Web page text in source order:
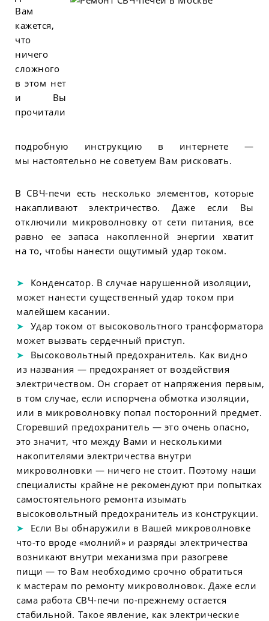
Вам
кажется,
что
ничего
сложного
в этом нет
и Вы
прочитали
подробную инструкцию в интернете —
мы настоятельно не советуем Вам рисковать.
В СВЧ-печи есть несколько элементов, которые
накапливают электричество. Даже если Вы
отключили микроволновку от сети питания, все
равно ее запаса накопленной энергии хватит
на то, чтобы нанести ощутимый удар током.
Конденсатор. В случае нарушенной изоляции,
может нанести существенный удар током при
малейшем касании.
Удар током от высоковольтного трансформатора
может вызвать сердечный приступ.
Высоковольтный предохранитель. Как видно
из названия — предохраняет от воздействия
электричеством. Он сгорает от напряжения первым,
в том случае, если испорчена обмотка изоляции,
или в микроволновку попал посторонний предмет.
Сгоревший предохранитель — это очень опасно,
это значит, что между Вами и несколькими
накопителями электричества внутри
микроволновки — ничего не стоит. Поэтому наши
специалисты крайне не рекомендуют при попытках
самостоятельного ремонта изымать
высоковольтный предохранитель из конструкции.
Если Вы обнаружили в Вашей микроволновке
что-то вроде «молний» и разряды электричества
возникают внутри механизма при разогреве
пищи — то Вам необходимо срочно обратиться
к мастерам по ремонту микроволновок. Даже если
сама работа СВЧ-печи по-прежнему остается
стабильной. Такое явление, как электрические